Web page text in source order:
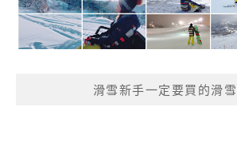
滑雪新手一定要買的滑